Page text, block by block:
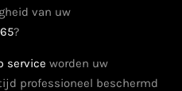
van uw
?
service worden uw
professioneel beschermd